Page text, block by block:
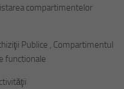
compartimentelor
Publice , Compartimentul
functionale